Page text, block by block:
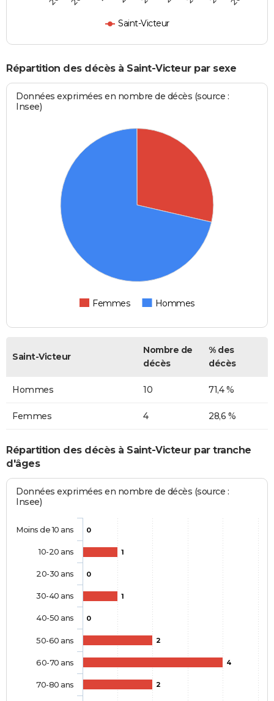
Saint-Victeur
Répartition des décès à Saint-Victeur par sexe
Données exprimées en nombre de décès (source :
Insee)
Femmes Hommes
Saint-Victeur
Nombre de
décès
% des
décès
Hommes 10 71,4 %
Femmes 4 28,6 %
Répartition des décès à Saint-Victeur par tranche
d'âges
Données exprimées en nombre de décès (source :
Insee)
0
1
0
1
0
2
4
2
Moins de 10 ans
10-20 ans
20-30 ans
30-40 ans
40-50 ans
50-60 ans
60-70 ans
70-80 ans